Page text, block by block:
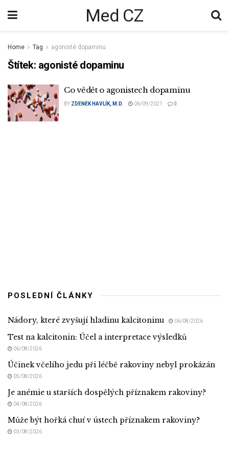
Med CZ
Home Tag agonisté dopaminu
Štítek: agonisté dopaminu
Co vědět o agonistech dopaminu
BY ZDENĚK HAVLÍK, M.D. 06/09/2021 0
POSLEDNÍ ČLÁNKY
Nádory, které zvyšují hladinu kalcitoninu 06/08/2026
Test na kalcitonin: Účel a interpretace výsledků
06/08/2026
Účinek včelího jedu při léčbě rakoviny nebyl prokázán
05/08/2026
Je anémie u starších dospělých příznakem rakoviny?
04/08/2026
Může být hořká chuť v ústech příznakem rakoviny?
03/08/2026